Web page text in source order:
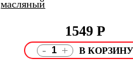
масляный
1549Р
- +